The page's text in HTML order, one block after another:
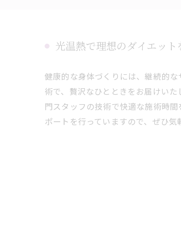
光温熱で理想のダイエット
健康的な身体づくりには、継続的
術で、贅沢なひとときをお届けい
門スタッフの技術で快適な施術時
ポートを行っていますので、ぜひ気